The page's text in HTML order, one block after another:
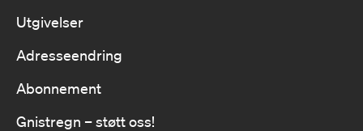
Utgivelser
Adresseendring
Abonnement
Gnistregn – støtt oss!